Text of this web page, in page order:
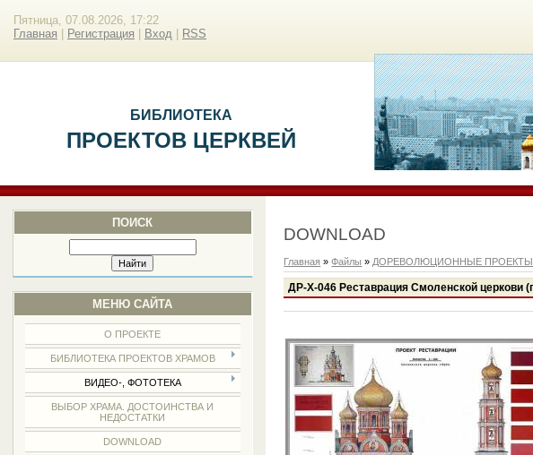
Пятница, 07.08.2026, 17:22
Главная
Регистрация Вход RSS
БИБЛИОТЕКА
ПРОЕКТОВ ЦЕРКВЕЙ
ПОИСК
МЕНЮ САЙТА
О ПРОЕКТЕ
БИБЛИОТЕКА ПРОЕКТОВ ХРАМОВ
ВИДЕО-, ФОТОТЕКА
ВЫБОР ХРАМА. ДОСТОИНСТВА И
НЕДОСТАТКИ
DOWNLOAD
DOWNLOAD
Главная »Файлы » ДОРЕВОЛЮЦИОННЫЕ
ДР-Х-046 Реставрация Смоленской церкови